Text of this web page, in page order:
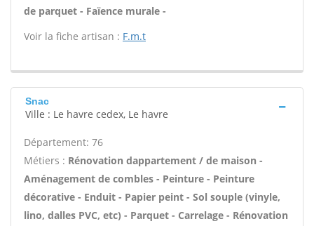
de parquet - Faïence murale -
Voir la fiche artisan : F.m.t
Snac
Ville : Le havre cedex, Le havre
Département: 76
Métiers : Rénovation dappartement / de maison -
Aménagement de combles - Peinture - Peinture
décorative - Enduit - Papier peint - Sol souple (vinyle,
lino, dalles PVC, etc) - Parquet - Carrelage - Rénovation